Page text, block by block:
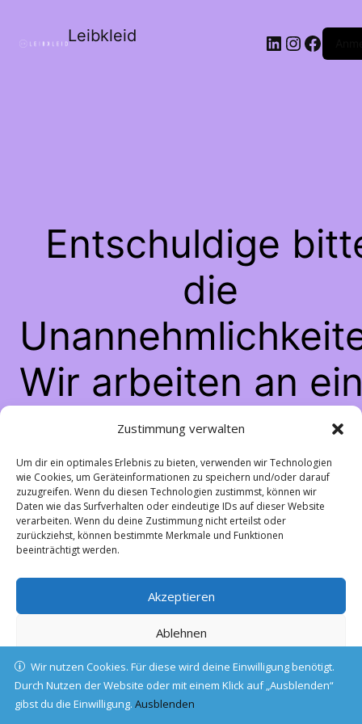
Zustimmung verwalten
Um dir ein optimales Erlebnis zu bieten, verwenden wir Technologien
wie Cookies, um Geräteinformationen zu speichern und/oder darauf
zuzugreifen. Wenn du diesen Technologien zustimmst, können wir
Daten wie das Surfverhalten oder eindeutige IDs auf dieser Website
verarbeiten. Wenn du deine Zustimmung nicht erteilst oder
zurückziehst, können bestimmte Merkmale und Funktionen
beeinträchtigt werden.
Akzeptieren
Ablehnen
Einstellungen ansehen
Cookie-RichtlinieDatenschutz
Leibkleid LinkedIn
Entschuldige
die
Wir arbeiten an
großartigen
schau bald
vorbei!
Wir nutzen Cookies. Für diese wird deine Einwilligung benötigt.
Durch Nutzen der Website oder mit einem Klick auf „Ausblenden“
gibst du die Einwilligung.Ausblenden